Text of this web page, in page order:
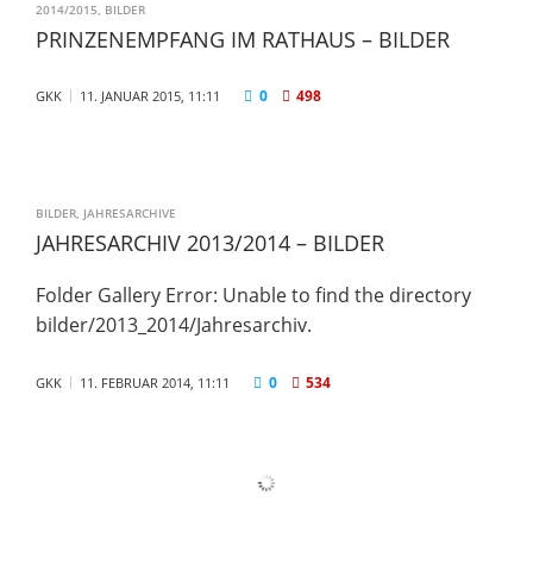
2014/2015, BILDER
PRINZENEMPFANG IM RATHAUS – BILDER
GKK 11. JANUAR 2015, 11:11 0 498
BILDER, JAHRESARCHIVE
JAHRESARCHIV 2013/2014 – BILDER
Folder Gallery Error: Unable to find the directory
bilder/2013_2014/Jahresarchiv.
GKK 11. FEBRUAR 2014, 11:11 0 534